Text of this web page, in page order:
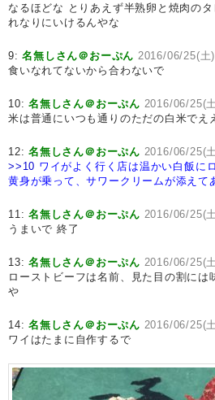
なるほどな とりあえず半熟卵と焼肉の
れなりにいけるんやな
9:名無しさん＠おーぷん 2016/06/25(
食いなれてないから合わないで
10:名無しさん＠おーぷん 2016/06/25(
米は普通にいつも通りのただの白米でえ
12:名無しさん＠おーぷん 2016/06/25(
>>10 ワイがよく行く店は温かい白飯に
黄身が乗って、サワークリームが添えて
11:名無しさん＠おーぷん 2016/06/25(
うまいで 終了
13:名無しさん＠おーぷん 2016/06/25(
ローストビーフは名前、見た目の割には
や
14:名無しさん＠おーぷん 2016/06/25(
ワイはたまに自作するで